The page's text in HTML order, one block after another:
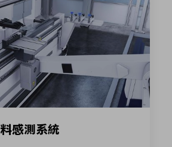
感測系統